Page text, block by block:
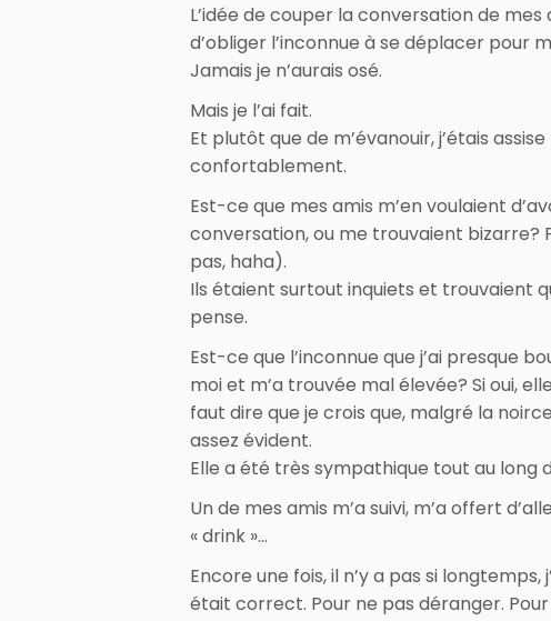
L’idée de couper la conversation de mes
d’obliger l’inconnue à se déplacer pour
Jamais je n’aurais osé.
Mais je l’ai fait.
Et plutôt que de m’évanouir, j’étais
confortablement.
Est-ce que mes amis m’en voulaient
conversation, ou me trouvaient bizarre?
pas, haha).
Ils étaient surtout inquiets et trouvaient
pense.
Est-ce que l’inconnue que j’ai presque
moi et m’a trouvée mal élevée? Si oui,
faut dire que je crois que, malgré la
assez évident.
Elle a été très sympathique tout au long
Un de mes amis m’a suivi, m’a offert
« drink »…
Encore une fois, il n’y a pas si
était correct. Pour ne pas déranger.